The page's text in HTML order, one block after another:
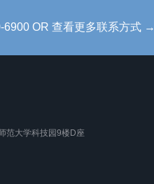
6900 OR 查看更多联系方式 →
范大学科技园9楼D座